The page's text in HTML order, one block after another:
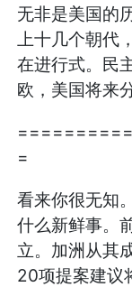
无非是美国的
上十几个朝代
在进行式。民
欧，美国将来
=
看来你很无知
什么新鲜事。
立。加洲从其
20项提案建议